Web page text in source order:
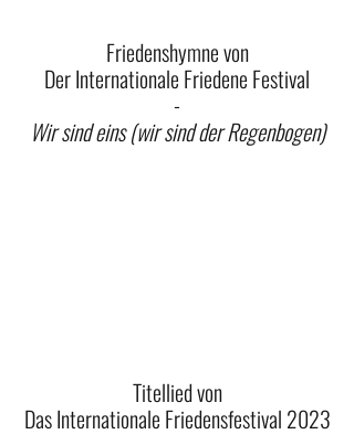
Friedenshymne von
Der Internationale Friedene Festival
-
Wir sind eins (wir sind der Regenbogen)
Titellied von
Das Internationale Friedensfestival 2023